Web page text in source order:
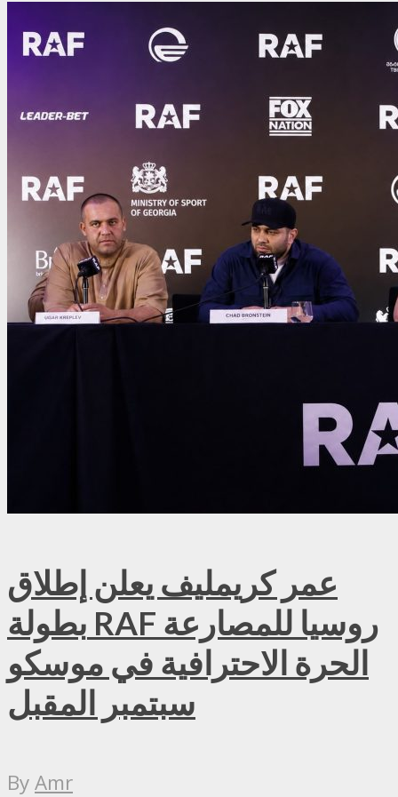
عمر كريمليف يعلن إطلاق
بطولة RAF روسيا للمصارعة
الحرة الاحترافية في موسكو
سبتمبر المقبل
ByAmr